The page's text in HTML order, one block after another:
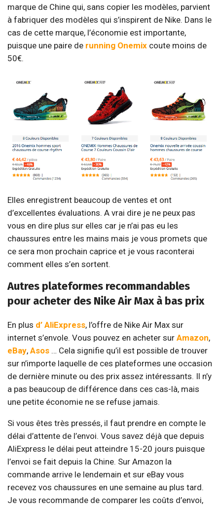
marque de Chine qui, sans copier les modèles, parvient
à fabriquer des modèles qui s’inspirent de Nike. Dans le
cas de cette marque, l’économie est importante,
puisque une paire de running Onemix coute moins de
50€.
Elles enregistrent beaucoup de ventes et ont
d’excellentes évaluations. A vrai dire je ne peux pas
vous en dire plus sur elles car je n’ai pas eu les
chaussures entre les mains mais je vous promets que
ce sera mon prochain caprice et je vous raconterai
comment elles s’en sortent.
Autres plateformes recommandables
pour acheter des Nike Air Max à bas prix
En plus d’ AliExpress, l’offre de Nike Air Max sur
internet s’envole. Vous pouvez en acheter sur Amazon,
eBay, Asos … Cela signifie qu’il est possible de trouver
sur n’importe laquelle de ces plateformes une occasion
de dernière minute ou des prix assez intéressants. Il n’y
a pas beaucoup de différence dans ces cas-là, mais
une petite économie ne se refuse jamais.
Si vous êtes très pressés, il faut prendre en compte le
délai d’attente de l’envoi. Vous savez déjà que depuis
AliExpress le délai peut atteindre 15-20 jours puisque
l’envoi se fait depuis la Chine. Sur Amazon la
commande arrive le lendemain et sur eBay vous
recevez vos chaussures en une semaine au plus tard.
Je vous recommande de comparer les coûts d’envoi,